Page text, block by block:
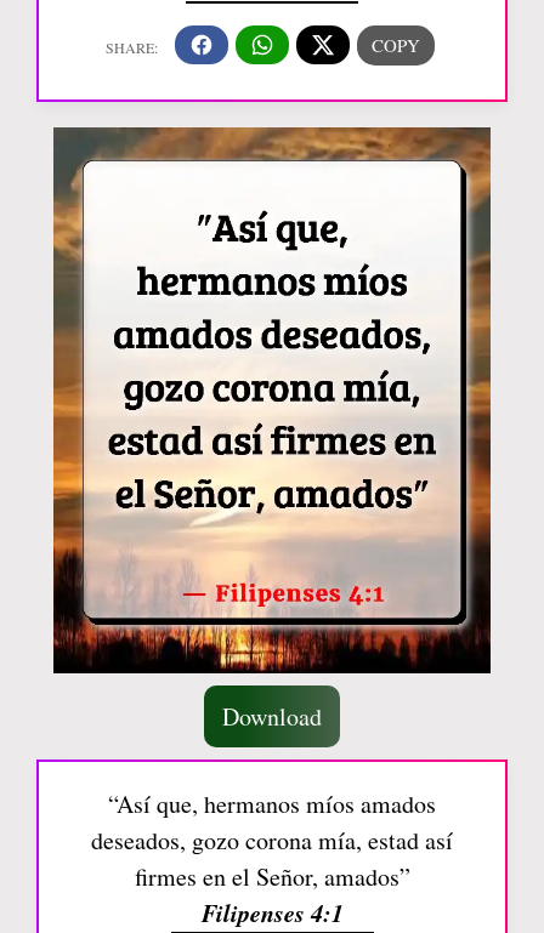
Download
“Así que, hermanos míos amados
deseados, gozo corona mía, estad así
firmes en el Señor, amados”
Filipenses 4:1